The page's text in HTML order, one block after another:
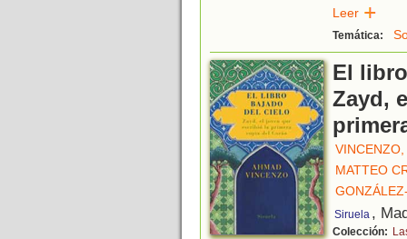
Leer
Temática:
El
Zayd,
VINCENZO,
MATTEO
Siruela ,
Colección: